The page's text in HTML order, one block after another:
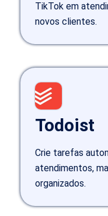
TikTok em
novos clientes.
Todoist
Crie tarefas
atendimentos,
organizados.